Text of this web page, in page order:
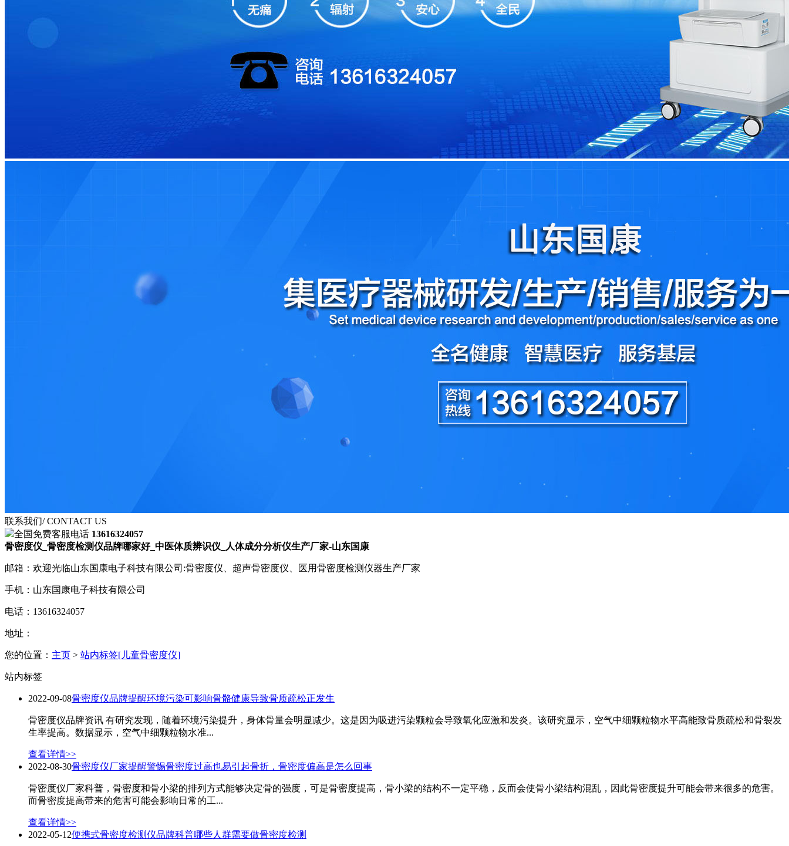
联系我们/ CONTACT US
全国免费客服电话 13616324057
骨密度仪_骨密度检测仪品牌哪家好_中医体质辨识仪_人体成分分析仪生产厂家-山东国康
邮箱：欢迎光临山东国康电子科技有限公司:骨密度仪、超声骨密度仪、医用骨密度检测仪器生产厂家
手机：山东国康电子科技有限公司
电话：13616324057
地址：
您的位置： 主页 > 站内标签[儿童骨密度仪]
站内标签
2022-09-08骨密度仪品牌提醒环境污染可影响骨骼健康导致骨质疏松正发生
骨密度仪品牌资讯 有研究发现，随着环境污染提升，身体骨量会明显减少。这是因为吸进污染颗粒会导致氧化应激和发炎。该研究显示，空气中细颗粒物水平高能致骨质疏松和骨裂发
生率提高。数据显示，空气中细颗粒物水准...
查看详情>>
2022-08-30骨密度仪厂家提醒警惕骨密度过高也易引起骨折，骨密度偏高是怎么回事
骨密度仪厂家科普，骨密度和骨小梁的排列方式能够决定骨的强度，可是骨密度提高，骨小梁的结构不一定平稳，反而会使骨小梁结构混乱，因此骨密度提升可能会带来很多的危害。
而骨密度提高带来的危害可能会影响日常的工...
查看详情>>
2022-05-12便携式骨密度检测仪品牌科普哪些人群需要做骨密度检测